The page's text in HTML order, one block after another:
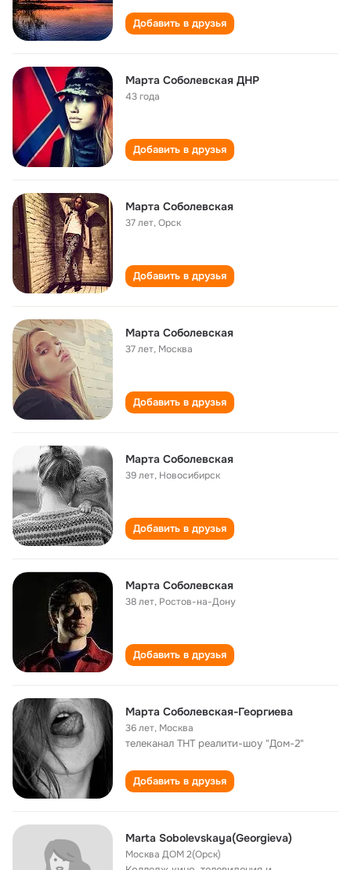
Добавить в друзья
Марта Соболевская ДНР
43 года
Добавить в друзья
Марта Соболевская
37 лет,Орск
Добавить в друзья
Марта Соболевская
37 лет, Москва
Добавить в друзья
Марта Соболевская
39 лет, Новосибирск
Добавить в друзья
Марта Соболевская
38 лет, Ростов-на-Дону
Добавить в друзья
Марта Соболевская-Георгиева
36 лет, Москва
телеканал ТНТ реалити-шоу "Дом-2"
Добавить в друзья
Marta Sobolevskaya(Georgieva)
Москва ДОМ 2(Орск)